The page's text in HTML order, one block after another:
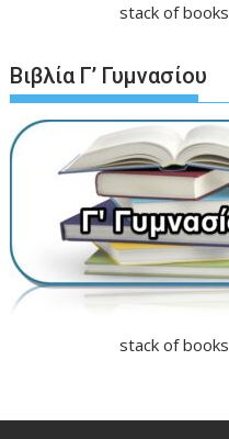
stack of books
Βιβλία Γ’ Γυμνασίου
stack of books